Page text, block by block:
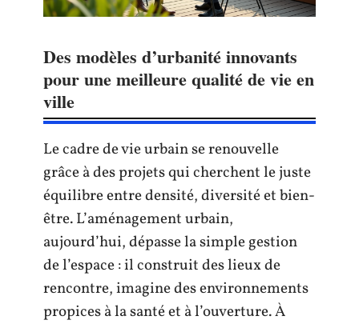
Des modèles d’urbanité innovants
pour une meilleure qualité de vie en
ville
Le cadre de vie urbain se renouvelle
grâce à des projets qui cherchent le juste
équilibre entre densité, diversité et bien-
être. L’aménagement urbain,
aujourd’hui, dépasse la simple gestion
de l’espace : il construit des lieux de
rencontre, imagine des environnements
propices à la santé et à l’ouverture. À